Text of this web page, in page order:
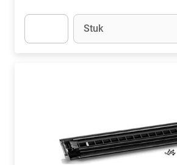
Eenheid
Stuk